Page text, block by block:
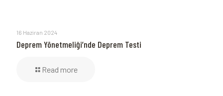
16 Haziran 2024
Deprem Yönetmeliği’nde Deprem Testi
Read more